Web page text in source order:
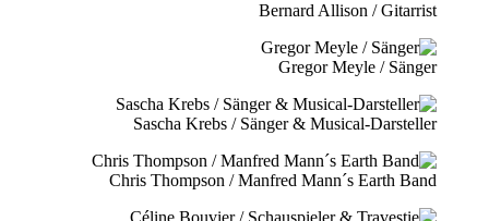
Bernard Allison / Gitarrist
Gregor Meyle / Sänger
Sascha Krebs / Sänger & Musical-Darsteller
Chris Thompson / Manfred Mann´s Earth Band